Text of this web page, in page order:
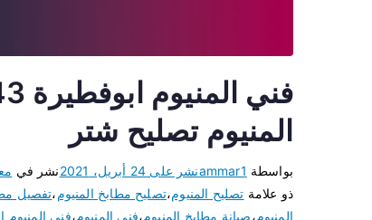
المنيوم تصليح شتر
بواسطة ammar1نشر على 24 أبريل، 2021 نشر في
ذو علامة تصليح المنيوم،تصليح مطابخ المنيوم،تفصيل
المنيوم،صيانة مطابخ المنيوم،فني المنيوم،فني المنيوم